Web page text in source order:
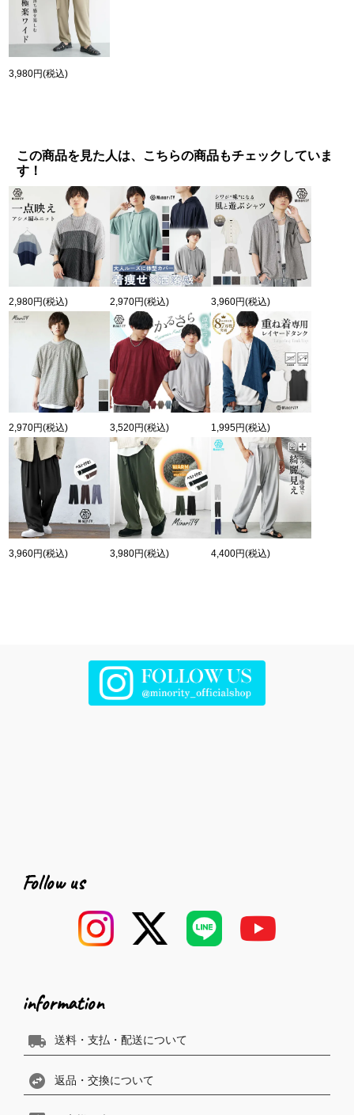
3,980円(税込)
この商品を見た人は、こちらの商品もチェックしていま
す！
2,980円(税込) 2,970円(税込) 3,960円(税込)
2,970円(税込) 3,520円(税込) 1,995円(税込)
3,960円(税込) 3,980円(税込) 4,400円(税込)
Follow us
information
local_shipping 送料・支払・配送について
swap_horizontal_circle 返品・交換について